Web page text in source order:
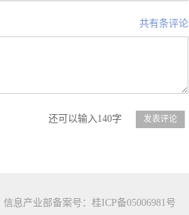
共有条评论
还可以输入140字
信息产业部备案号：桂ICP备05006981号